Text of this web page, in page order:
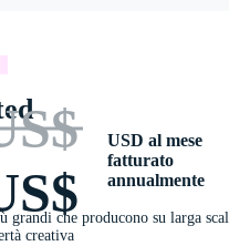
USD al mese
fatturato
annualmente
grandi che producono su larga
creativa